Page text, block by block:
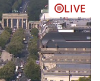
LIVE